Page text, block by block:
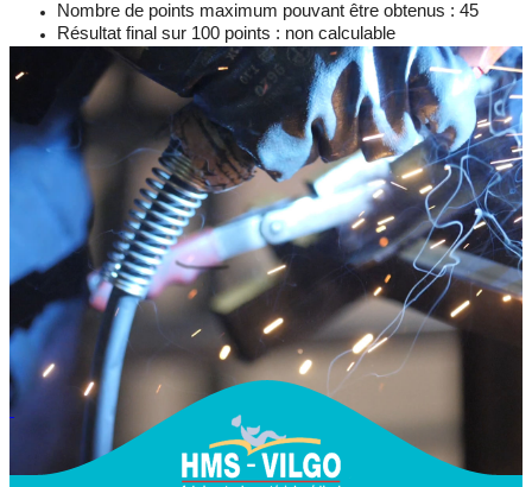
Nombre de points maximum pouvant être obtenus : 45
Résultat final sur 100 points : non calculable